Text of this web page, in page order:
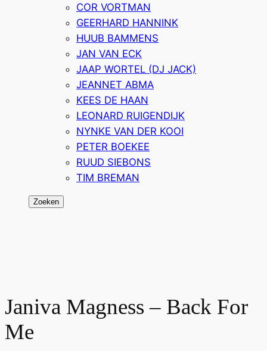
COR VORTMAN
GEERHARD HANNINK
HUUB BAMMENS
JAN VAN ECK
JAAP WORTEL (DJ JACK)
JEANNET ABMA
KEES DE HAAN
LEONARD RUIGENDIJK
NYNKE VAN DER KOOI
PETER BOEKEE
RUUD SIEBONS
TIM BREMAN
Zoeken
Zoeken
Janiva Magness – Back For
Me